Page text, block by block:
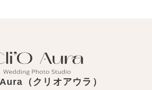
（クリオアウラ）